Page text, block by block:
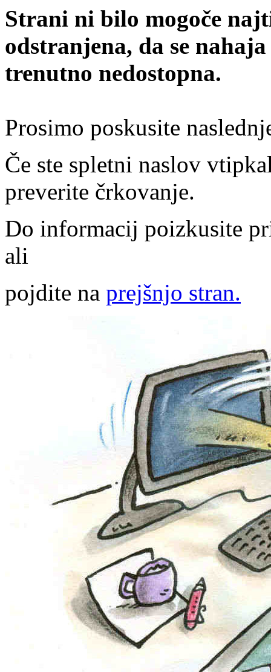
Strani ni bilo mogoče
odstranjena, da se
trenutno nedostopna.
Prosimo poskusite
Če ste spletni naslov
preverite črkovanje.
Do informacij poizkusite
ali
pojdite na prejšnjo stran.